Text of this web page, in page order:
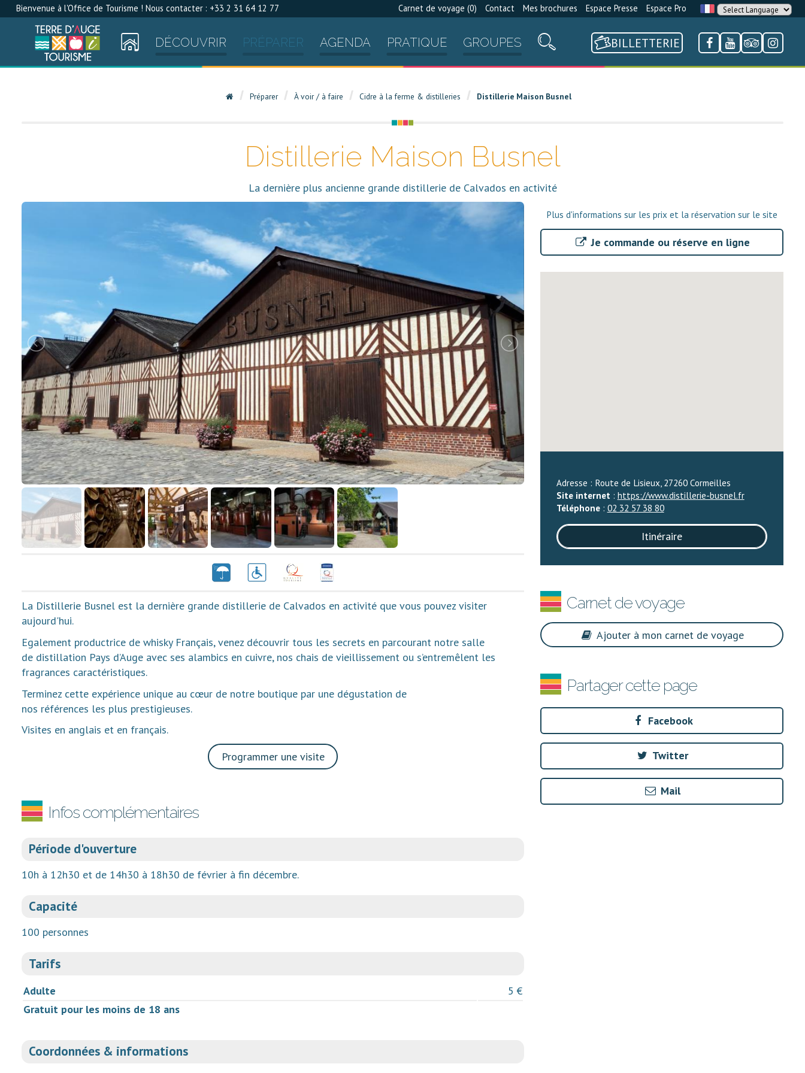
Bienvenue à l'Office de Tourisme ! Nous contacter : +33 2 31 64 12 77 Carnet de voyage (0) Contact Mes brochures Espace Presse Espace Pro
DÉCOUVRIR PRÉPARER AGENDA PRATIQUE GROUPES BILLETTERIE
Préparer À voir / à faire Cidre à la ferme & distilleries Distillerie Maison Busnel
Distillerie Maison Busnel
La dernière plus ancienne grande distillerie de Calvados en activité
La Distillerie Busnel est la dernière grande distillerie de Calvados en activité que vous pouvez visiter
aujourd'hui.
Egalement productrice de whisky Français, venez découvrir tous les secrets en parcourant notre salle
de distillation Pays d’Auge avec ses alambics en cuivre, nos chais de vieillissement ou s’entremêlent les
fragrances caractéristiques.
Terminez cette expérience unique au cœur de notre boutique par une dégustation de
nos références les plus prestigieuses.
Visites en anglais et en français.
Programmer une visite
Infos complémentaires
Période d'ouverture
10h à 12h30 et de 14h30 à 18h30 de février à fin décembre.
Capacité
100 personnes
Tarifs
Adulte
5 €
Gratuit pour les moins de 18 ans
Coordonnées & informations
Plus d'informations sur les prix et la réservation sur le site
Je commande ou réserve en ligne
Adresse : Route de Lisieux, 27260 Cormeilles
Site internet: https://www.distillerie-busnel.fr
Téléphone: 02 32 57 38 80
Itinéraire
Carnet de voyage
Ajouter à mon carnet de voyage
Partager cette page
Facebook
Twitter
Mail